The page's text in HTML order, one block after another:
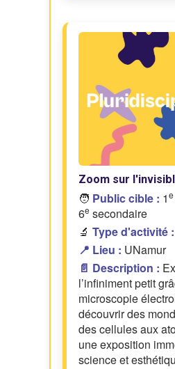
Zoom sur
🧑 Public cible : 1e
6e secondaire
🔬 Type d'activité :
📍 Lieu : UNamur
📄 Description :
l’infiniment petit
microscopie
découvrir des
des cellules aux
une exposition
science et